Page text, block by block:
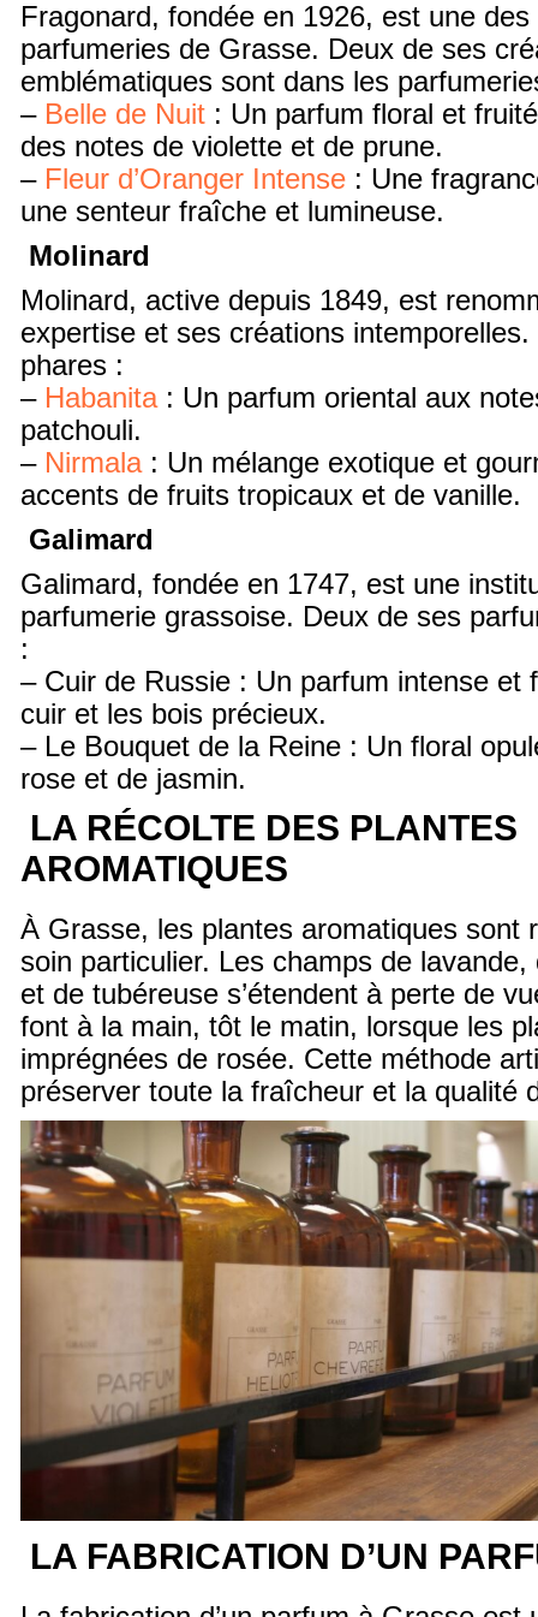
Fragonard, fondée en 1926, est une
parfumeries de Grasse. Deux de ses
emblématiques sont dans les
– Belle de Nuit : Un parfum floral et
des notes de violette et de prune.
– Fleur d’Oranger Intense : Une
une senteur fraîche et lumineuse.
Molinard
Molinard, active depuis 1849, est
expertise et ses créations
phares :
– Habanita: Un parfum oriental aux
patchouli.
– Nirmala: Un mélange exotique et
accents de fruits tropicaux et de vanille.
Galimard
Galimard, fondée en 1747, est une
parfumerie grassoise. Deux de ses
:
– Cuir de Russie : Un parfum intense et
cuir et les bois précieux.
– Le Bouquet de la Reine : Un floral
rose et de jasmin.
LA RÉCOLTE DES PLANTES
AROMATIQUES
À Grasse, les plantes aromatiques sont
soin particulier. Les champs de
et de tubéreuse s’étendent à perte de
font à la main, tôt le matin, lorsque les
imprégnées de rosée. Cette méthode
préserver toute la fraîcheur et la qualité
LA FABRICATION D’UN